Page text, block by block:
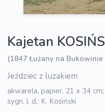
Kajetan
(1847 Łużany na
Jeździec z luzakiem
akwarela, papier, 21 x 34 cm;
sygn. l. d.: K. Kosiński